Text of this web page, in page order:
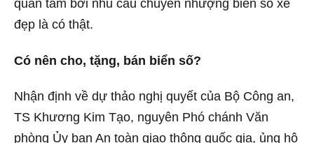
quan tâm bởi nhu cầu chuyển nhượng biển số xe
đẹp là có thật.
Có nên cho, tặng, bán biển số?
Nhận định về dự thảo nghị quyết của Bộ Công an,
TS Khương Kim Tạo, nguyên Phó chánh Văn
phòng Ủy ban An toàn giao thông quốc gia, ủng hộ